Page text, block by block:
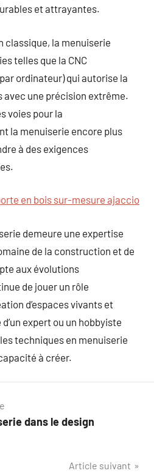
et attrayantes.
classique, la menuiserie
telles que la CNC
ordinateur) qui autorise la
une précision extrême.
voies pour la
la menuiserie encore plus
à des exigences
en bois sur-mesure ajaccio
demeure une expertise
de la construction et de
aux évolutions
de jouer un rôle
d’espaces vivants et
expert ou un hobbyiste
techniques en menuiserie
à créer.
dans le design
Article suivant